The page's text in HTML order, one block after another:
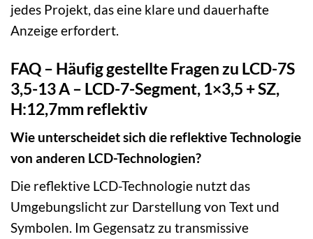
jedes Projekt, das eine klare und dauerhafte
Anzeige erfordert.
FAQ – Häufig gestellte Fragen zu LCD-7S
3,5-13 A – LCD-7-Segment, 1×3,5 + SZ,
H:12,7mm reflektiv
Wie unterscheidet sich die reflektive Technologie
von anderen LCD-Technologien?
Die reflektive LCD-Technologie nutzt das
Umgebungslicht zur Darstellung von Text und
Symbolen. Im Gegensatz zu transmissive